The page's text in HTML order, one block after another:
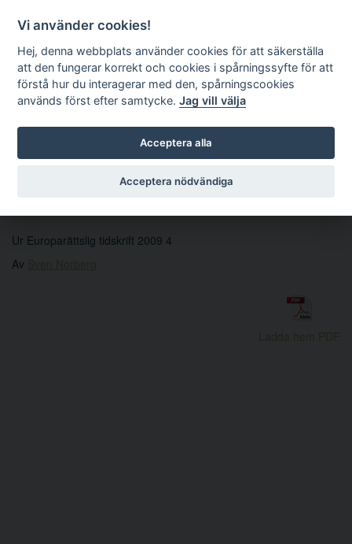
Sök
Ur Europarättslig tidskrift 2009 4
Av
Vi använder cookies!
Hej, denna webbplats använder cookies för att säkerställa
att den fungerar korrekt och cookies i spårningssyfte för att
förstå hur du interagerar med den, spårningscookies
används först efter samtycke.Jag vill välja
Acceptera alla
Acceptera nödvändiga